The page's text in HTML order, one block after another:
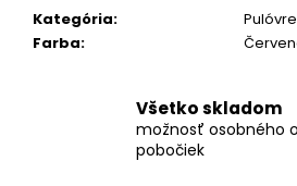
Kategória:
Pulóvre
Farba:
Všetko skladom
možnosť osobného
pobočiek
m
e